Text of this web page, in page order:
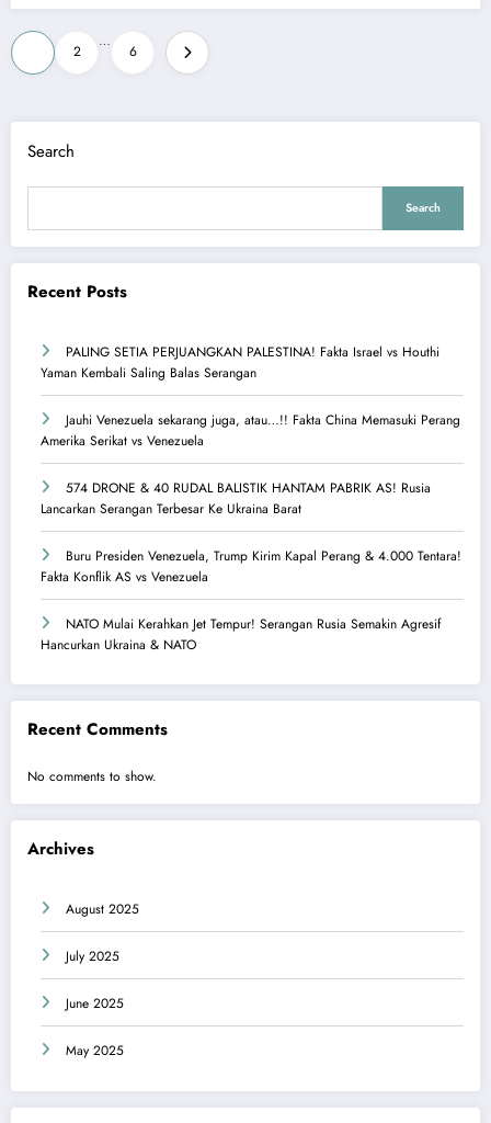
Posts
pagination
2
…
6
Search
Search
Recent Posts
PALING SETIA PERJUANGKAN PALESTINA! Fakta Israel vs Houthi
Yaman Kembali Saling Balas Serangan
Jauhi Venezuela sekarang juga, atau…!! Fakta China Memasuki Perang
Amerika Serikat vs Venezuela
574 DRONE & 40 RUDAL BALISTIK HANTAM PABRIK AS! Rusia
Lancarkan Serangan Terbesar Ke Ukraina Barat
Buru Presiden Venezuela, Trump Kirim Kapal Perang & 4.000 Tentara!
Fakta Konflik AS vs Venezuela
NATO Mulai Kerahkan Jet Tempur! Serangan Rusia Semakin Agresif
Hancurkan Ukraina & NATO
Recent Comments
No comments to show.
Archives
August 2025
July 2025
June 2025
May 2025